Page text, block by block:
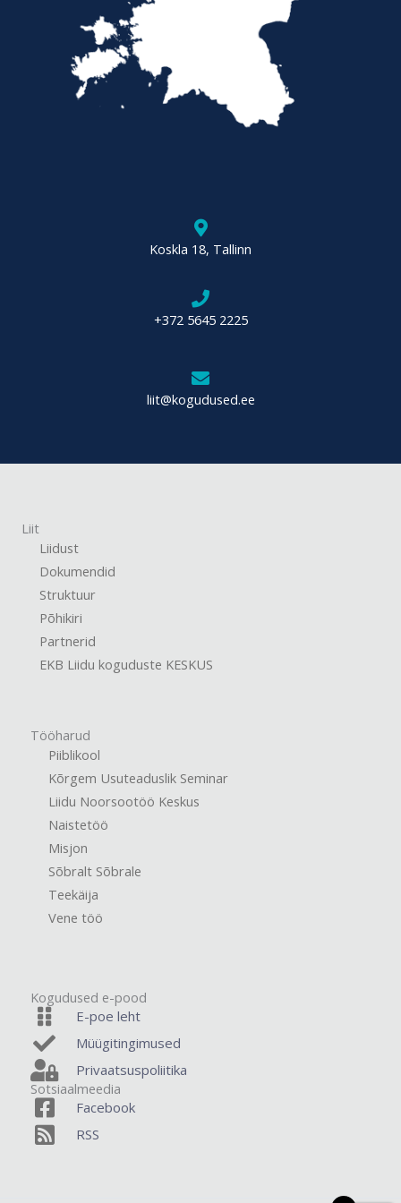
Koskla 18, Tallinn
+372 5645 2225
liit@kogudused.ee
Liit
Liidust
Dokumendid
Struktuur
Põhikiri
Partnerid
EKB Liidu koguduste KESKUS
Tööharud
Piiblikool
Kõrgem Usuteaduslik Seminar
Liidu Noorsootöö Keskus
Naistetöö
Misjon
Sõbralt Sõbrale
Teekäija
Vene töö
Kogudused e-pood
E-poe leht
Müügitingimused
Privaatsuspoliitika
Sotsiaalmeedia
Facebook
RSS